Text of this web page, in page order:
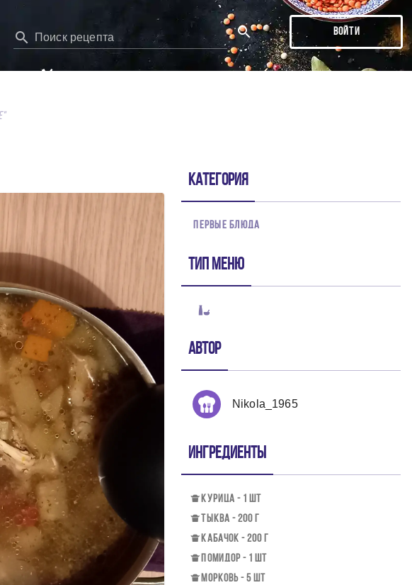
Поиск рецепта ВОЙТИ
показываются в первую очередь!
Категория
ПЕРВЫЕ БЛЮДА
Тип меню
Автор
Nikola_1965
Ингредиенты
КУРИЦА - 1 ШТ
ТЫКВА - 200 Г
КАБАЧОК - 200 Г
ПОМИДОР - 1 ШТ
МОРКОВЬ - 5 ШТ